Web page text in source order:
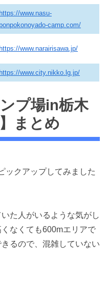
https://www.nasu-
camp.com/
https://www.narairisawa.jp/
https://www.city.nikko.lg.jp/
プ場in栃木
まとめ
ックアップしてみました
た人がいるような気がし
なくても600mエリアで
るので、混雑していない